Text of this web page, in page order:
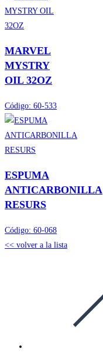
MARVEL
MYSTRY
OIL 32OZ
Código: 60-533
ESPUMA
ANTICARBONILLA
RESURS
Código: 60-068
<< volver a la lista